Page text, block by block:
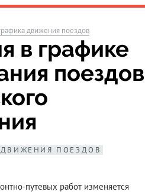
движения поездов
в графике
поездов
ПОЕЗДОВ
путевых работ изменяется